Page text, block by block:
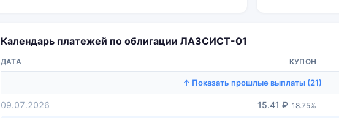
Календарь платежей по облигации ЛАЗСИСТ-01
ДАТА КУПОН
↑ Показать прошлые выплаты (21)
09.07.2026 15.41 ₽ 18.75%